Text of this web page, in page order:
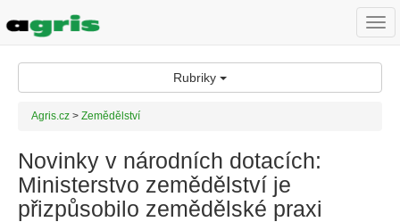
Rubriky
Agris.cz > Zemědělství
Novinky v národních dotacích:
Ministerstvo zemědělství je
přizpůsobilo zemědělské praxi